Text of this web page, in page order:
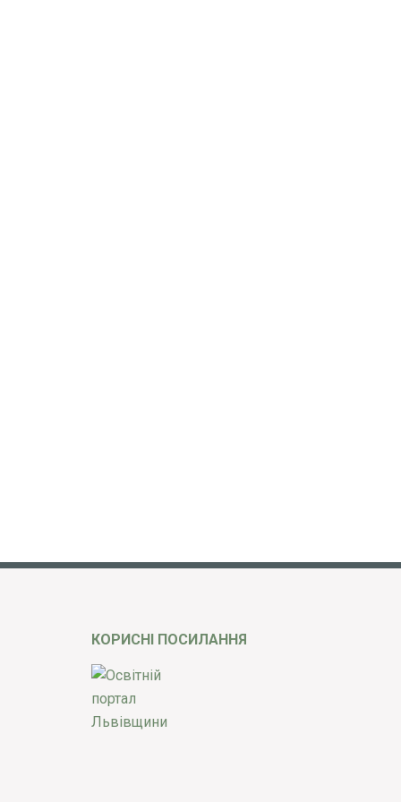
КОРИСНІ ПОСИЛАННЯ